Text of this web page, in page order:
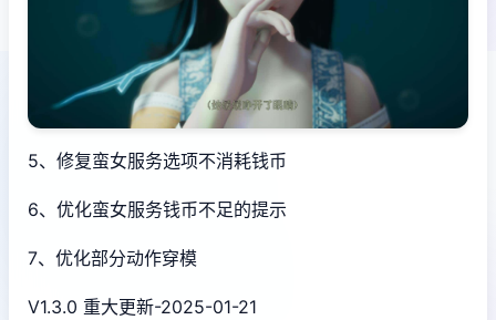
5、修复蛮女服务选项不消耗钱币
6、优化蛮女服务钱币不足的提示
7、优化部分动作穿模
V1.3.0 重大更新-2025-01-21